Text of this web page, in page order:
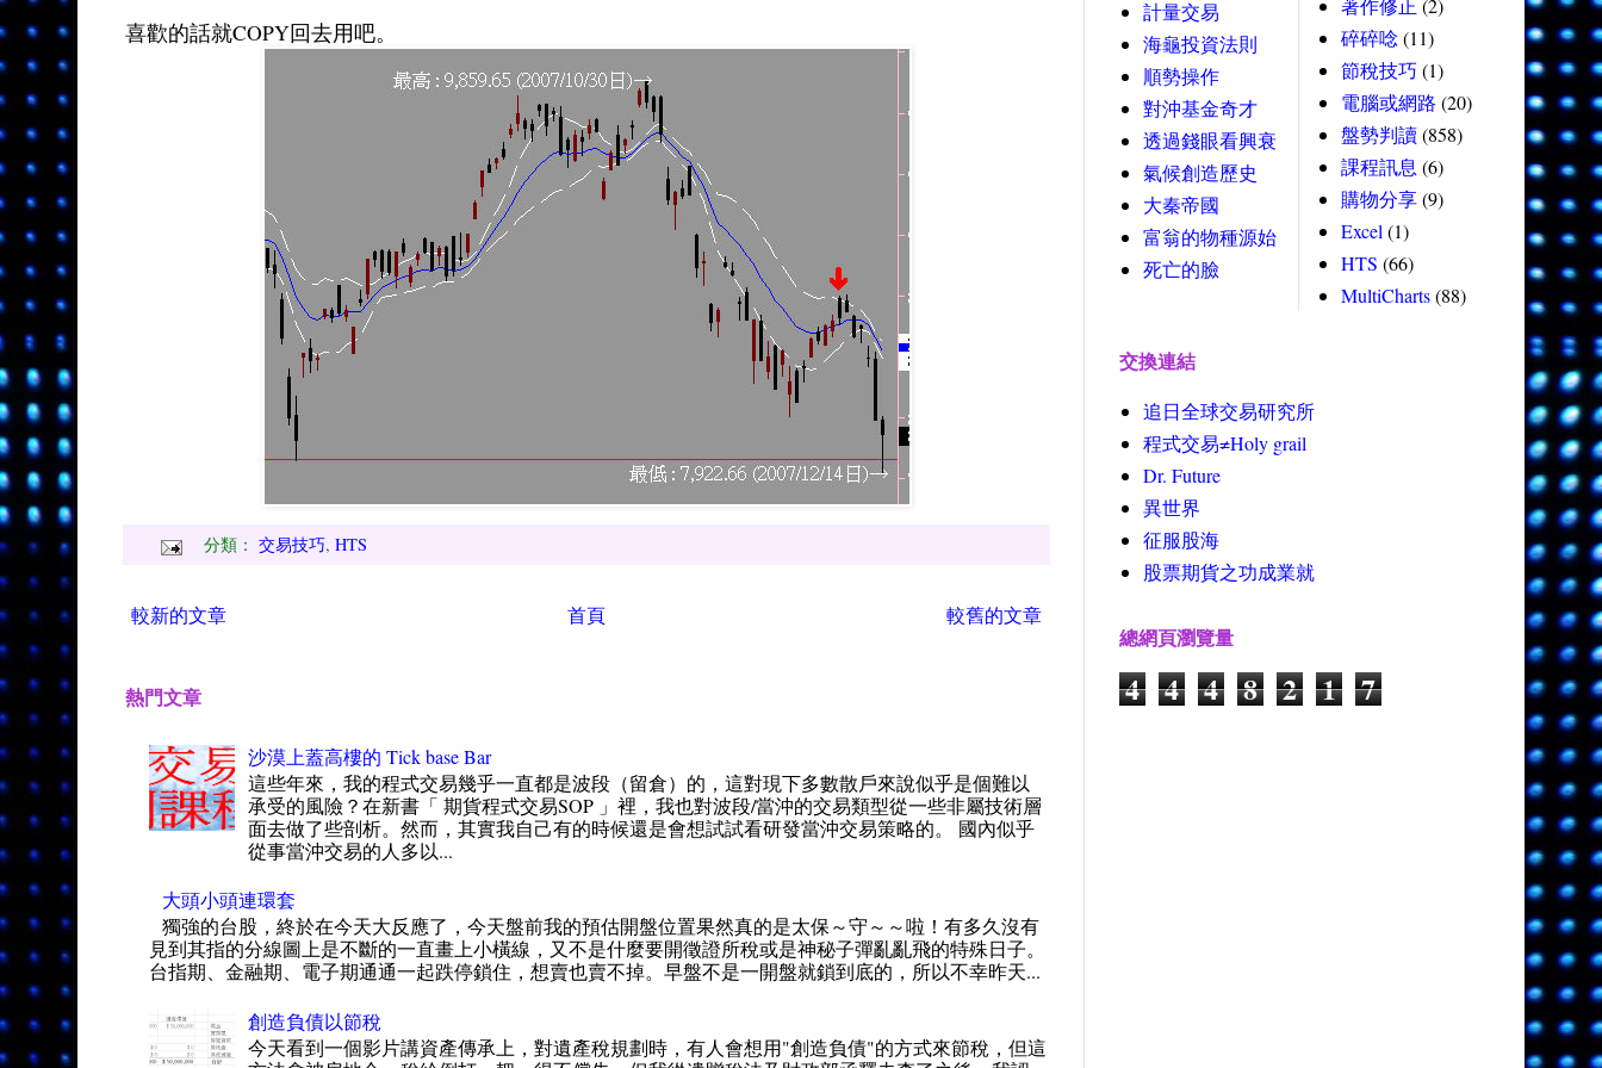
喜歡的話就COPY回去用吧。
分類： 交易技巧, HTS
較新的文章 較舊的文章
首頁
熱門文章
沙漠上蓋高樓的 Tick base Bar
這些年來，我的程式交易幾乎一直都是波段（留倉）的，這對現下多數散戶來說似乎是個難以
承受的風險？在新書「 期貨程式交易SOP 」裡，我也對波段/當沖的交易類型從一些非屬技術層
面去做了些剖析。然而，其實我自己有的時候還是會想試試看研發當沖交易策略的。 國內似乎
從事當沖交易的人多以...
大頭小頭連環套
獨強的台股，終於在今天大反應了，今天盤前我的預估開盤位置果然真的是太保～守～～啦！有多久沒有
見到其指的分線圖上是不斷的一直畫上小橫線，又不是什麼要開徵證所稅或是神秘子彈亂亂飛的特殊日子。
台指期、金融期、電子期通通一起跌停鎖住，想賣也賣不掉。早盤不是一開盤就鎖到底的，所以不幸昨天...
創造負債以節稅
今天看到一個影片講資產傳承上，對遺產稅規劃時，有人會想用"創造負債"的方式來節稅，但這
計量交易
海龜投資法則
順勢操作
對沖基金奇才
透過錢眼看興衰
氣候創造歷史
大秦帝國
富翁的物種源始
死亡的臉
著作修正 (2)
碎碎唸 (11)
節稅技巧 (1)
電腦或網路 (20)
盤勢判讀(858)
課程訊息 (6)
購物分享(9)
Excel (1)
HTS (66)
MultiCharts(88)
交換連結
追日全球交易研究所
程式交易≠Holy grail
Dr. Future
異世界
征服股海
股票期貨之功成業就
總網頁瀏覽量
4 4 4 8 2 1 7